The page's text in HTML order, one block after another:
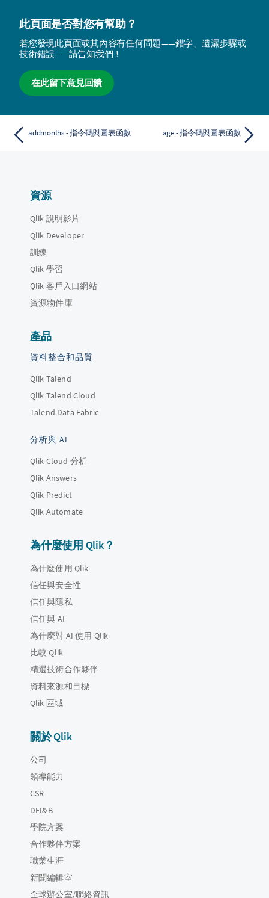
此頁面是否對您有幫助？
若您發現此頁面或其內容有任何問題——錯字、遺漏步驟或
技術錯誤——請告知我們！
在此留下意見回饋
addmonths - 指令碼與圖表函數 age - 指令碼與圖表函數
資源
Qlik 說明影片
Qlik Developer
訓練
Qlik 學習
Qlik 客戶入口網站
資源物件庫
產品
資料整合和品質
Qlik Talend
Qlik Talend Cloud
Talend Data Fabric
分析與 AI
Qlik Cloud 分析
Qlik Answers
Qlik Predict
Qlik Automate
為什麼使用 Qlik？
為什麼使用 Qlik
信任與安全性
信任與隱私
信任與 AI
為什麼對 AI 使用 Qlik
比較 Qlik
精選技術合作夥伴
資料來源和目標
Qlik 區域
關於 Qlik
公司
領導能力
CSR
DEI&B
學院方案
合作夥伴方案
職業生涯
新聞編輯室
全球辦公室/聯絡資訊